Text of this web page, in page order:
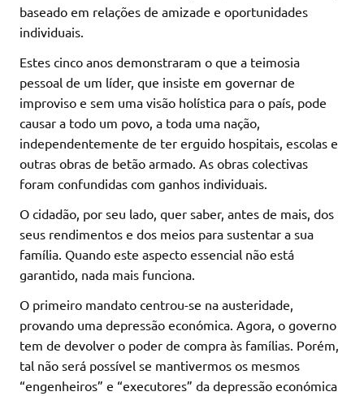
baseado em relações de amizade e oportunidades
individuais.
Estes cinco anos demonstraram o que a teimosia
pessoal de um líder, que insiste em governar de
improviso e sem uma visão holística para o país, pode
causar a todo um povo, a toda uma nação,
independentemente de ter erguido hospitais, escolas e
outras obras de betão armado. As obras colectivas
foram confundidas com ganhos individuais.
O cidadão, por seu lado, quer saber, antes de mais, dos
seus rendimentos e dos meios para sustentar a sua
família. Quando este aspecto essencial não está
garantido, nada mais funciona.
O primeiro mandato centrou-se na austeridade,
provando uma depressão económica. Agora, o governo
tem de devolver o poder de compra às famílias. Porém,
tal não será possível se mantivermos os mesmos
“engenheiros” e “executores” da depressão económica